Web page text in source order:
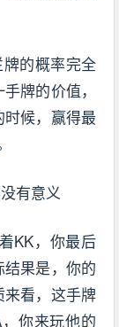
的概率完全
牌的价值，
候，赢得最
有意义
KK，你最后
果是，你的
看，这手牌
你来玩他的